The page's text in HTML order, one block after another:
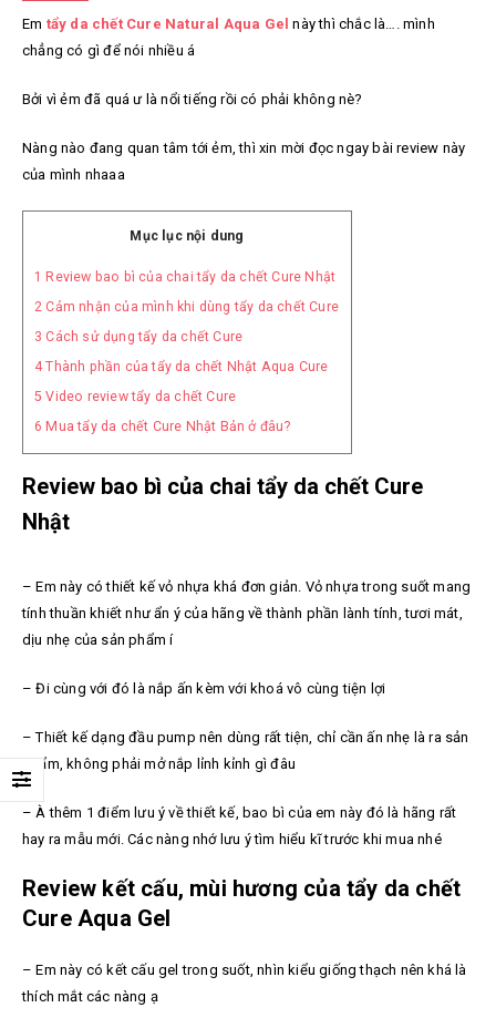
Em tẩy da chết Cure Natural Aqua Gel này thì chắc là…. mình
chẳng có gì để nói nhiều á
Bởi vì ẻm đã quá ư là nổi tiếng rồi có phải không nè?
Nàng nào đang quan tâm tới ẻm, thì xin mời đọc ngay bài review này
của mình nhaaa
Mục lục nội dung
1 Review bao bì của chai tẩy da chết Cure Nhật
2 Cảm nhận của mình khi dùng tẩy da chết Cure
3 Cách sử dụng tẩy da chết Cure
4Thành phần của tẩy da chết Nhật Aqua Cure
5 Video review tẩy da chết Cure
6 Mua tẩy da chết Cure Nhật Bản ở đâu?
Review bao bì của chai tẩy da chết Cure
Nhật
– Em này có thiết kế vỏ nhựa khá đơn giản. Vỏ nhựa trong suốt mang
tính thuần khiết như ẩn ý của hãng về thành phần lành tính, tươi mát,
dịu nhẹ của sản phẩm í
– Đi cùng với đó là nắp ấn kèm với khoá vô cùng tiện lợi
– Thiết kế dạng đầu pump nên dùng rất tiện, chỉ cần ấn nhẹ là ra sản
phẩm, không phải mở nắp lỉnh kỉnh gì đâu
– À thêm 1 điểm lưu ý về thiết kế, bao bì của em này đó là hãng rất
hay ra mẫu mới. Các nàng nhớ lưu ý tìm hiểu kĩ trước khi mua nhé
Review kết cấu, mùi hương của tẩy da chết
Cure Aqua Gel
– Em này có kết cấu gel trong suốt, nhìn kiểu giống thạch nên khá là
thích mắt các nàng ạ